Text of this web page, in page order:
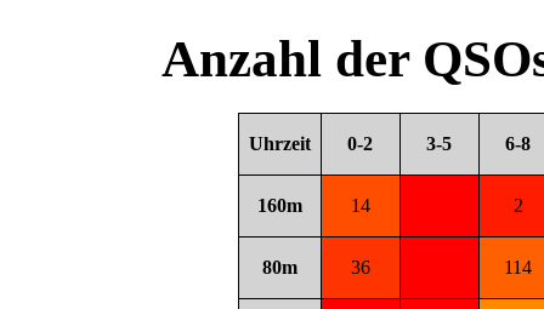
Anzahl der
Uhrzeit 0-2 3-5 6-8
160m 14 2
80m 36 114